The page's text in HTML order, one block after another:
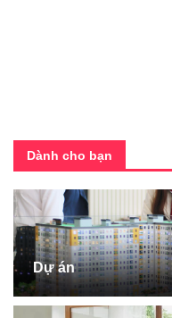
Dành cho bạn
Dự án